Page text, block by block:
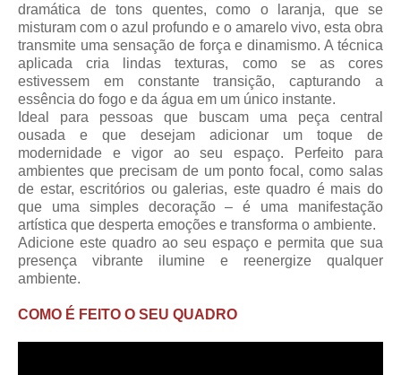
dramática de tons quentes, como o laranja, que se
misturam com o azul profundo e o amarelo vivo, esta obra
transmite uma sensação de força e dinamismo. A técnica
aplicada cria lindas texturas, como se as cores
estivessem em constante transição, capturando a
essência do fogo e da água em um único instante.
Ideal para pessoas que buscam uma peça central
ousada e que desejam adicionar um toque de
modernidade e vigor ao seu espaço. Perfeito para
ambientes que precisam de um ponto focal, como salas
de estar, escritórios ou galerias, este quadro é mais do
que uma simples decoração – é uma manifestação
artística que desperta emoções e transforma o ambiente.
Adicione este quadro ao seu espaço e permita que sua
presença vibrante ilumine e reenergize qualquer
ambiente.
COMO É FEITO O SEU QUADRO